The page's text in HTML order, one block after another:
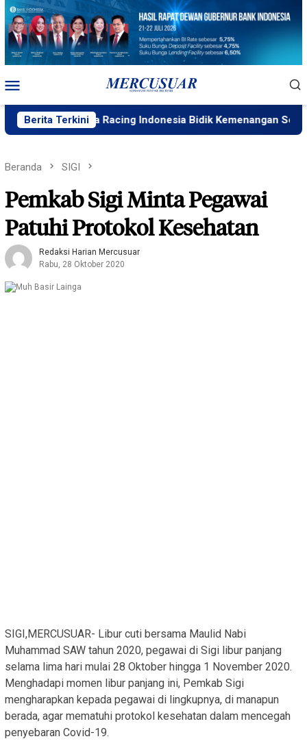
Loncat
konten
Mobile
Berita Terkini
Yamaha Racing Indonesia Bidik Kemenangan Seri 4 ARRC
Beranda SIGI
Pemkab Sigi Minta Pegawai
Patuhi Protokol Kesehatan
Redaksi Harian Mercusuar
Rabu, 28 Oktober 2020
SIGI,MERCUSUAR- Libur cuti bersama Maulid Nabi
Muhammad SAW tahun 2020, pegawai di Sigi libur panjang
selama lima hari mulai 28 Oktober hingga 1 November 2020.
Menghadapi momen libur panjang ini, Pemkab Sigi
mengharapkan kepada pegawai di lingkupnya, di manapun
berada, agar mematuhi protokol kesehatan dalam mencegah
penyebaran Covid-19.